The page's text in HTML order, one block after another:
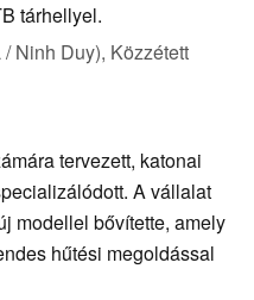
tárhellyel.
Ninh Duy), Közzétett
tervezett, katonai
A vállalat
modellel bővítette, amely
hűtési megoldással